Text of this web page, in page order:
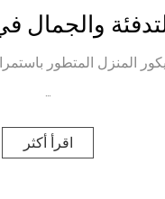
والجمال
المنزل المتطور باستمرار
...
اقرأ أكثر